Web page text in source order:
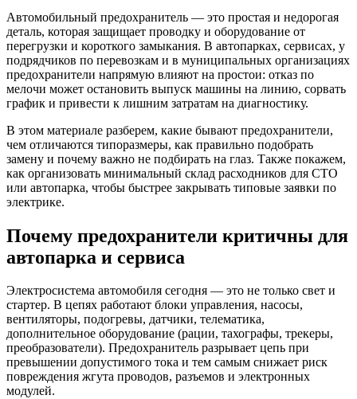
Автомобильный предохранитель — это простая и недорогая
деталь, которая защищает проводку и оборудование от
перегрузки и короткого замыкания. В автопарках, сервисах, у
подрядчиков по перевозкам и в муниципальных организациях
предохранители напрямую влияют на простои: отказ по
мелочи может остановить выпуск машины на линию, сорвать
график и привести к лишним затратам на диагностику.
В этом материале разберем, какие бывают предохранители,
чем отличаются типоразмеры, как правильно подобрать
замену и почему важно не подбирать на глаз. Также покажем,
как организовать минимальный склад расходников для СТО
или автопарка, чтобы быстрее закрывать типовые заявки по
электрике.
Почему предохранители критичны для
автопарка и сервиса
Электросистема автомобиля сегодня — это не только свет и
стартер. В цепях работают блоки управления, насосы,
вентиляторы, подогревы, датчики, телематика,
дополнительное оборудование (рации, тахографы, трекеры,
преобразователи). Предохранитель разрывает цепь при
превышении допустимого тока и тем самым снижает риск
повреждения жгута проводов, разъемов и электронных
модулей.